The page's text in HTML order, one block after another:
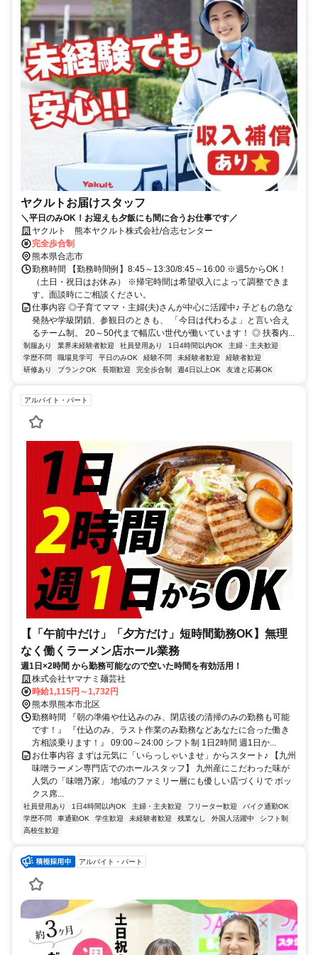
ヤクルトお届けスタッフ
＼平日のみOK！お迎えも夕飯にも間に合うお仕事です／
ヤクルト 熊本ヤクルト株式会社/合志センター
完全歩合制
熊本県合志市
勤務時間 【勤務時間例】8:45～13:30/8:45～16:00 ※週5からOK！
（土日・祝日はお休み） ※帰宅時間は希望収入によって調整できま
す。面談時にご相談ください。
仕事内容 ◎子育てママ・主婦(夫)さんが中心に活躍中♪ 子どもの急な
発熱や学級閉鎖、参観日のときも、 「今日は代わるよ」と言い合え
るチーム制。 20～50代まで幅広い世代が働いています！ ◎ 扶養内...
制服あり 業界未経験者歓迎 社員登用あり 1日4時間以内OK
主婦・主夫歓迎
学歴不問
職場見学可 平日のみOK 経験不問 未経験者歓迎
経験者歓迎
研修あり
ブランクOK 長期歓迎 完全歩合制 週4日以上OK 友達と応募OK
アルバイト・パート
【「午前中だけ」「夕方だけ」短時間勤務OK】無理
なく働くラーメン店ホール業務
週1日×2時間 から勤務可能なので空いた時間を有効活用！
株式会社ヤマナミ麺芸社
時給1,115円～1,732円
熊本県熊本市北区
勤務時間 『朝の準備や仕込みのみ、閉店後の清掃のみの勤務も可能
です！』 『仕込のみ、ラスト作業のみ勤務などあなたに合った働き
方相談乗ります！』 09:00～24:00 シフト制 1日2時間 週1日か...
お仕事内容 まずは元気に「いらっしゃいませ」からスタート♪ 【九州
味噌ラーメン専門店でのホールスタッフ】 九州産にこだわった味が
人気の「味噌乃家」 地域のファミリー層にも優しい店づくりで ボッ
クス席...
社員登用あり 1日4時間以内OK 主婦・主夫歓迎 フリーター歓迎
バイク通勤OK
学歴不問
車通勤OK 学生歓迎 未経験者歓迎 残業なし 外国人活躍中
シフト制
高校生歓迎
アルバイト・パート